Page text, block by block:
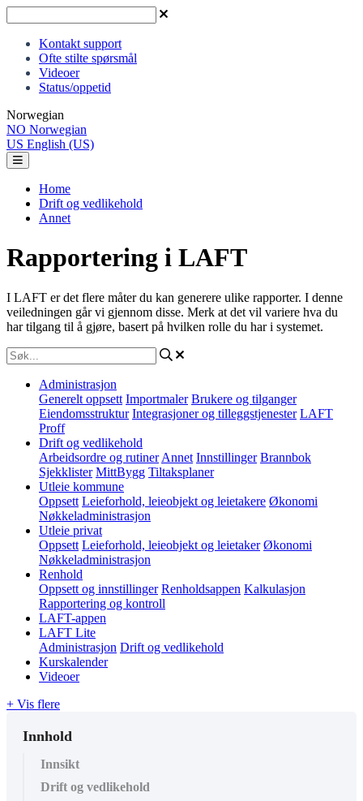
Kontakt support
Ofte stilte spørsmål
Videoer
Status/oppetid
Norwegian
NO Norwegian
US English (US)
Home
Drift og vedlikehold
Annet
Rapportering i LAFT
I LAFT er det flere måter du kan generere ulike rapporter. I denne
veiledningen går vi gjennom disse. Merk at det vil variere hva du
har tilgang til å gjøre, basert på hvilken rolle du har i systemet.
Administrasjon
Generelt oppsett Importmaler Brukere og tilganger
Eiendomsstruktur Integrasjoner og tilleggstjenester LAFT
Proff
Drift og vedlikehold
Arbeidsordre og rutiner Annet Innstillinger Brannbok
Sjekklister MittBygg Tiltaksplaner
Utleie kommune
Oppsett Leieforhold, leieobjekt og leietakere Økonomi
Nøkkeladministrasjon
Utleie privat
Oppsett Leieforhold, leieobjekt og leietaker Økonomi
Nøkkeladministrasjon
Renhold
Oppsett og innstillinger Renholdsappen Kalkulasjon
Rapportering og kontroll
LAFT-appen
LAFT Lite
Administrasjon Drift og vedlikehold
Kurskalender
Videoer
+ Vis flere
Innhold
Innsikt
Drift og vedlikehold